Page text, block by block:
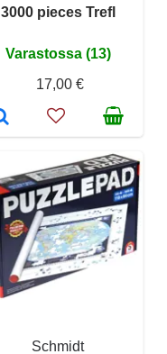
3000 pieces Trefl
Varastossa (13)
17,00 €
Schmidt